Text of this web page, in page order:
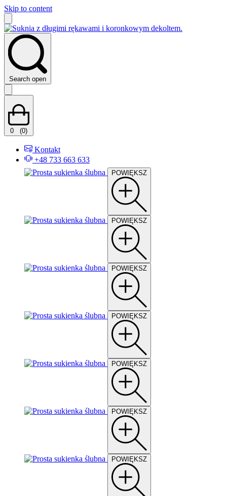
Skip to content
Search open
0 (0)
Kontakt
+48 733 663 633
POWIĘKSZ
POWIĘKSZ
POWIĘKSZ
POWIĘKSZ
POWIĘKSZ
POWIĘKSZ
POWIĘKSZ